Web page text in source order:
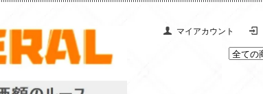
マイアカウント